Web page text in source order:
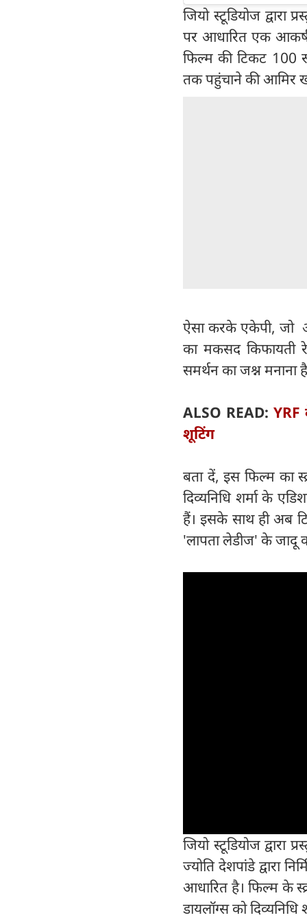
जियो स्टूडियोज द्वारा
पर आधारित एक
फिल्म की टिकट 100
तक पहुंचाने की आमिर
ऐसा करके एकेपी, जो
का मकसद किफायती
समर्थन का जश्न मनाना
ALSO READ:YRF
शूटिंग
बता दें, इस फिल्म का
दिव्यनिधि शर्मा के
हैं। इसके साथ ही अब
'लापता लेडीज' के जादू
जियो स्टूडियोज द्वारा
ज्योति देशपांडे द्वारा
आधारित है। फिल्म के
डायलॉग्स को दिव्यनिधि